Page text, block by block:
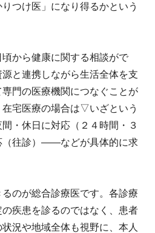
つけ医」になり得るかという
から健康に関する相談がで
と連携しながら生活全体を支
門の医療機関につなぐことが
宅医療の場合は▽いざという
・休日に対応（２４時間・３
（往診）――などが具体的に求
のが総合診療医です。各診療
疾患を診るのではなく、患者
況や地域全体も視野に、本人